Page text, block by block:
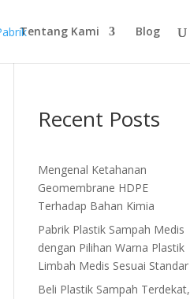
Tentang Kami Blog
Recent Posts
Mengenal Ketahanan
Geomembrane HDPE
Terhadap Bahan Kimia
Pabrik Plastik Sampah Medis
dengan Pilihan Warna Plastik
Limbah Medis Sesuai Standar
Beli Plastik Sampah Terdekat,